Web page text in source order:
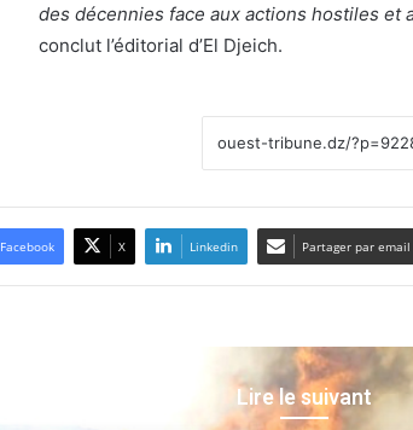
des décennies face aux actions hostiles et
conclut l’éditorial d’El Djeich.
Facebook X Linkedin Partager par email
Lire le suivant